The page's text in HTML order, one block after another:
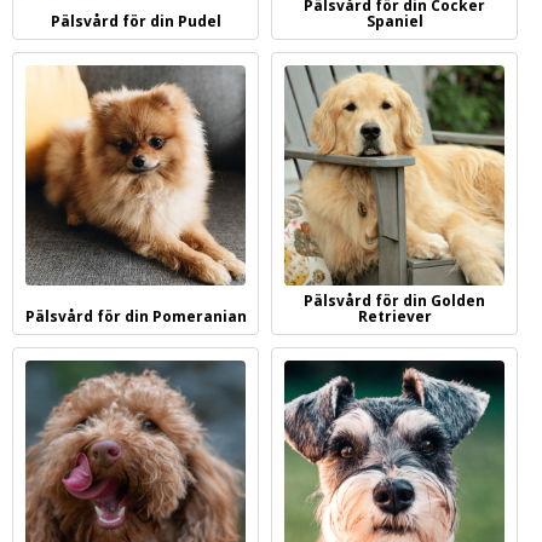
Pälsvård för din Pudel
Pälsvård för din Cocker
Spaniel
Pälsvård för din Pomeranian
Pälsvård för din Golden
Retriever
smutsig hunden blir.
Dubbelpälsade hundar - underull och fällning
Dubbelpälsade hundar (t.ex. labrador, golden retriever, husky) har
två pälsskikt: ett mjukt, isolerande underullsskikt närmast huden
och ett grövre täckhårsskikt utanpå. Underullen lösgörs i stora
mängder under fällningssäsong (vår och höst) och kräver
regelbunden, gärna daglig, borstning med en karda för att inte
bilda tovliknande mattor mot huden. Man bör alltid avsluta med
att kamma igenom pälsen för att försäkra sig om att den är
Vid behov och före bad kan du också använda en underullskarda
för att få bort de lösa pälsstråna. Kamma med lätt tryck och med
långa, jämna tag medhårs, det vill säga i pälsens växtriktning, så
får du bort den döda underullen.
Dubbelpälsade hundar bör badas med schampo regelbundet,
men vad som är en lämplig frekvens varierar mycket mellan olika
raser och individer. Med ett bra och vårdande schampo behöver
du vanligtvis inte oroa dig för att du badar din hund för ofta.